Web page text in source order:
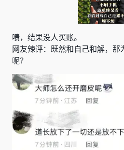
啧，结果没人买账。
网友辣评：既然和自己和解，
呢？